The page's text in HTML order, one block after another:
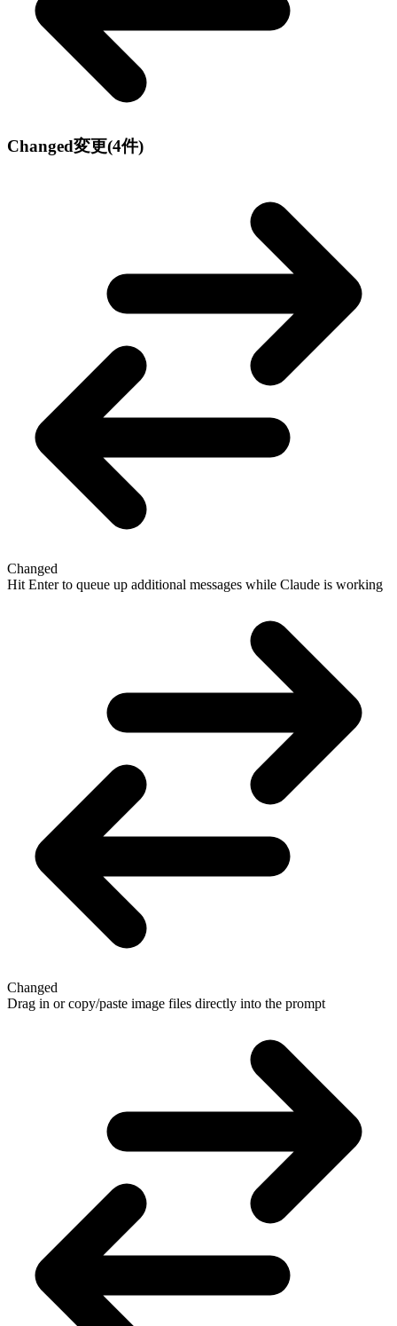
Changed変更(4件)
Changed
Hit Enter to queue up additional messages while Claude is working
Changed
Drag in or copy/paste image files directly into the prompt